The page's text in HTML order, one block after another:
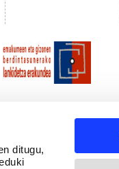
ditugu,